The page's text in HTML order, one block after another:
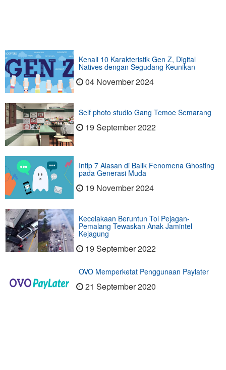
Kenali 10 Karakteristik Gen Z, Digital
Natives dengan Segudang Keunikan
04 November 2024
Self photo studio Gang Temoe Semarang
19 September 2022
Intip 7 Alasan di Balik Fenomena Ghosting
pada Generasi Muda
19 November 2024
Kecelakaan Beruntun Tol Pejagan-
Pemalang Tewaskan Anak Jamintel
Kejagung
19 September 2022
OVO Memperketat Penggunaan Paylater
21 September 2020